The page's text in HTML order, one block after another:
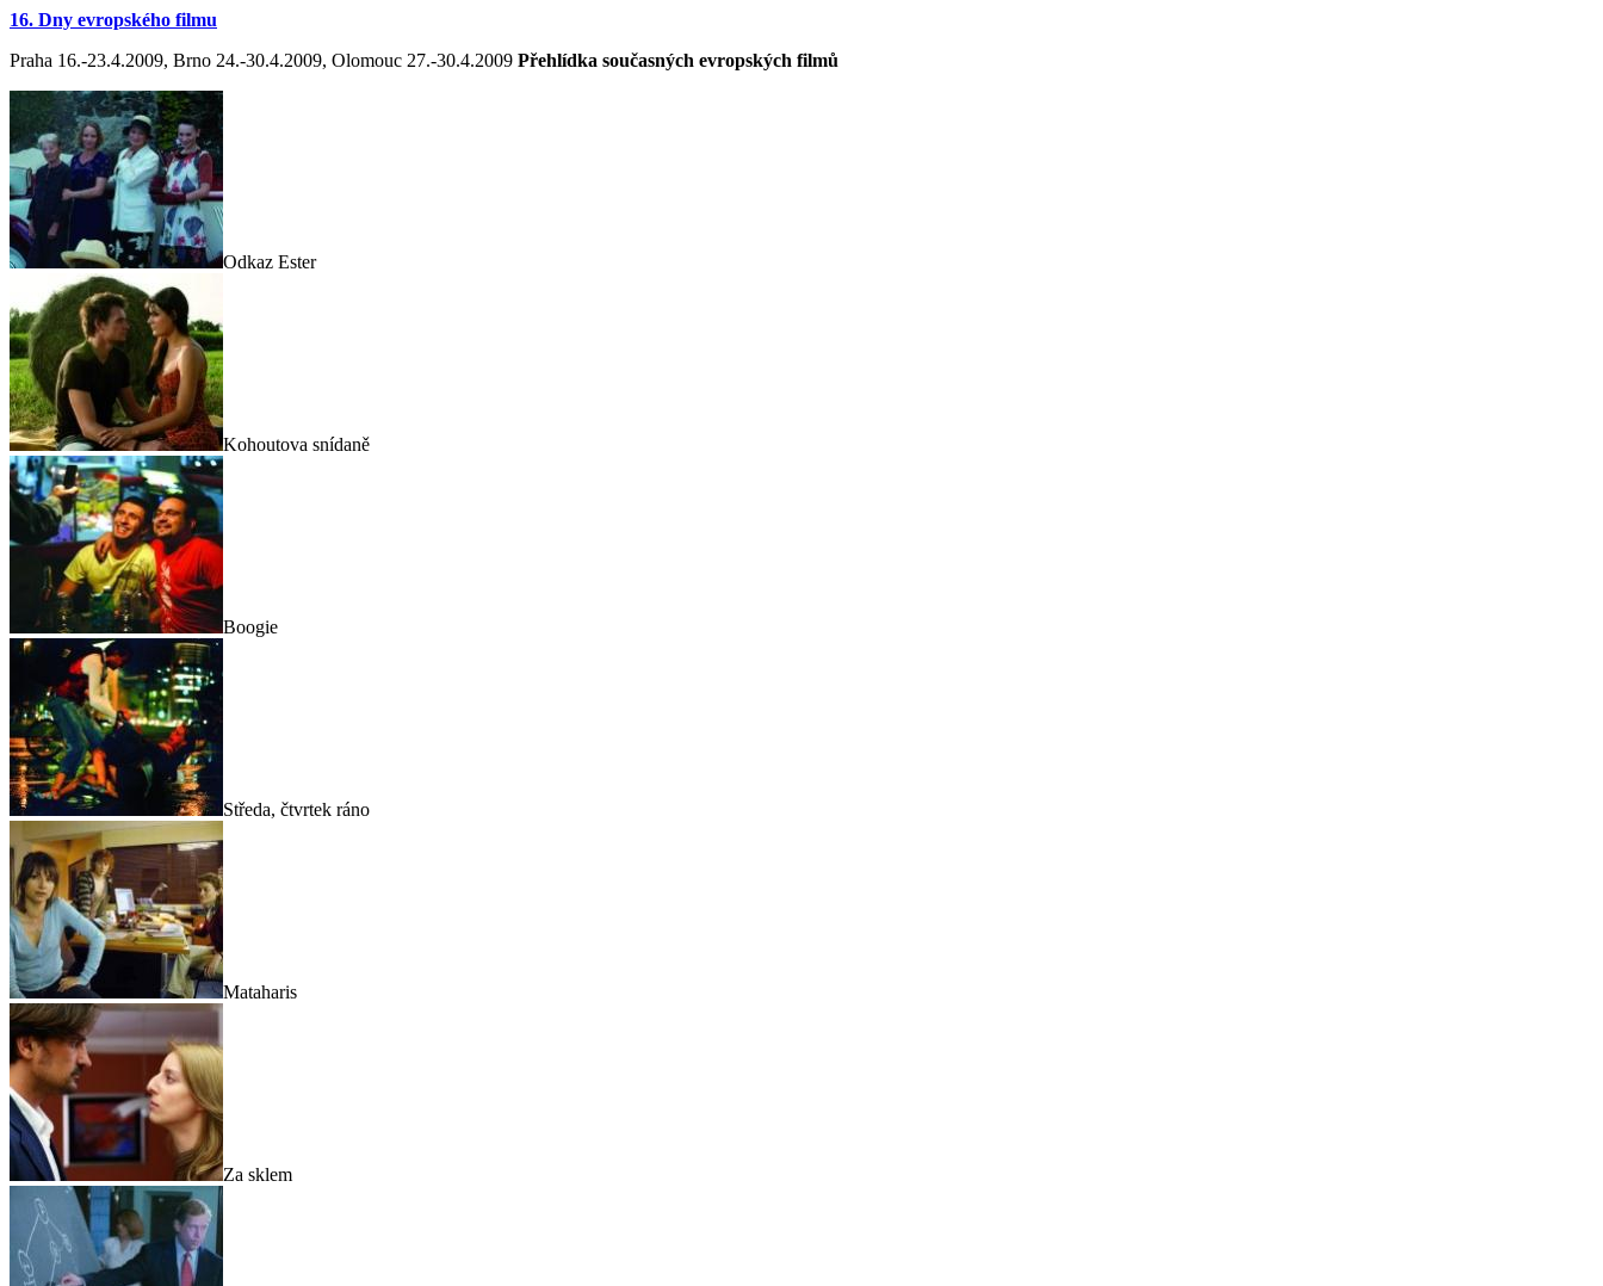
16. Dny evropského filmu
Praha 16.-23.4.2009, Brno 24.-30.4.2009, Olomouc 27.-30.4.2009 Přehlídka současných evropských filmů
Odkaz Ester
Kohoutova snídaně
Boogie
Středa, čtvrtek ráno
Mataharis
Za sklem